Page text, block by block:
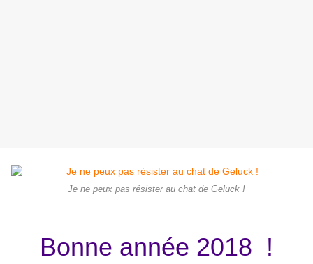
Je ne peux pas résister au chat de Geluck !
Bonne année 2018 !